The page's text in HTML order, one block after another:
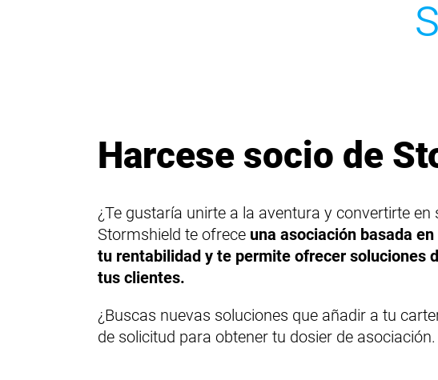
Harcese socio de
¿Te gustaría unirte a la aventura y convertirte
Stormshield te ofrece una asociación basada
tu rentabilidad y te permite ofrecer soluciones
tus clientes.
¿Buscas nuevas soluciones que añadir a tu
de solicitud para obtener tu dosier de asociación.